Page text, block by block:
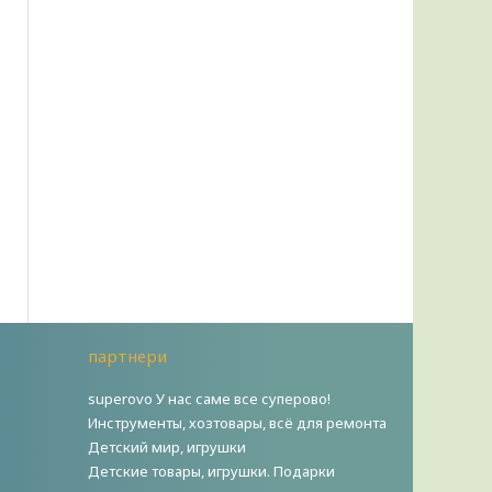
партнери
superovo У нас саме все суперово!
Инструменты, хозтовары, всё для ремонта
Детский мир, игрушки
Детские товары, игрушки. Подарки